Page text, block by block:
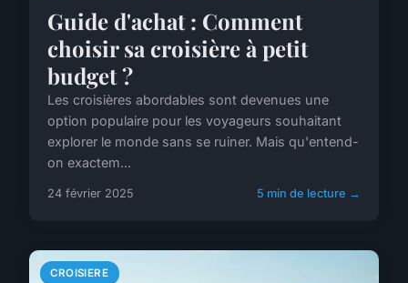
Guide d'achat : Comment
choisir sa croisière à petit
budget ?
Les croisières abordables sont devenues une
option populaire pour les voyageurs souhaitant
explorer le monde sans se ruiner. Mais qu'entend-
on exactem...
24 février 2025 5 min de lecture →
CROISIERE